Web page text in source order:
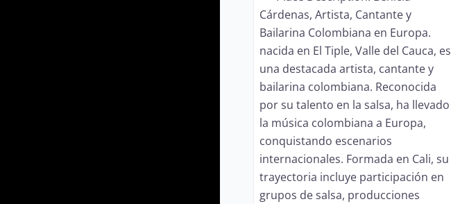
Cárdenas, Artista, Cantante y
Bailarina Colombiana en Europa.
nacida en El Tiple, Valle del Cauca, es
una destacada artista, cantante y
bailarina colombiana. Reconocida
por su talento en la salsa, ha llevado
la música colombiana a Europa,
conquistando escenarios
internacionales. Formada en Cali, su
trayectoria incluye participación en
grupos de salsa, producciones